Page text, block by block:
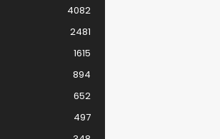
4082
2481
1615
894
652
497